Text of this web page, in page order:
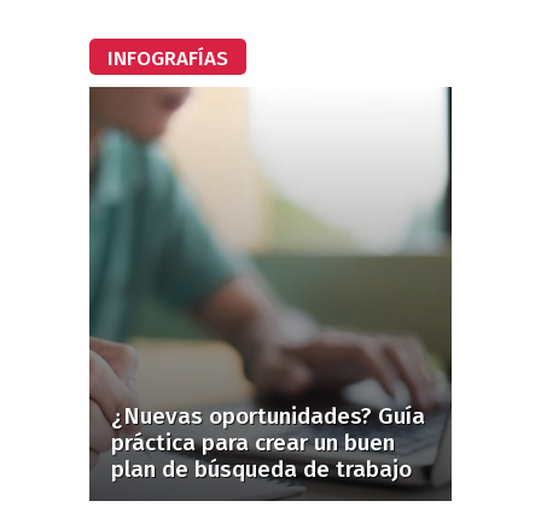
INFOGRAFÍAS
¿Nuevas oportunidades? Guía
práctica para crear un buen
plan de búsqueda de trabajo